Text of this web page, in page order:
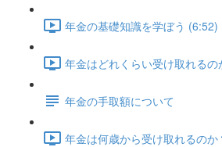
年金の基礎知識を学ぼう (6:52)
年金はどれくらい受け取れる
年金の手取額について
年金は何歳から受け取れるのか